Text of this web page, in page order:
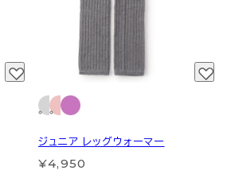
ジュニア レッグウォーマー
¥4,950